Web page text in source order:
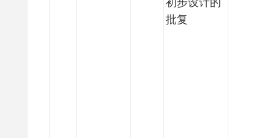
初步设计的
批复